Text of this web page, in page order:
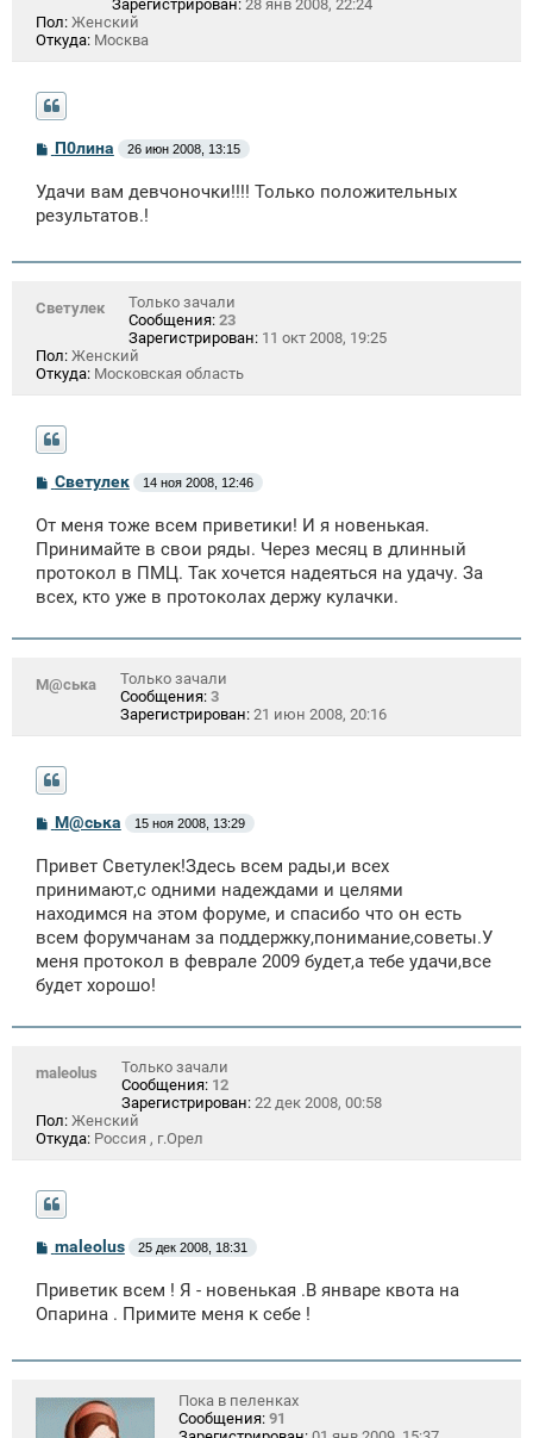
Зарегистрирован: 28 янв 2008, 22:24
Пол: Женский
Откуда: Москва
С
о
б
щ
и
П0лина 26 июн 2008, 13:15
Удачи вам девчоночки!!!! Только положительных
результатов.!
Светулек
Только зачали
Сообщения: 23
Зарегистрирован: 11 окт 2008, 19:25
Пол: Женский
Откуда: Московская область
С
о
б
щ
е
н
и
Светулек 14 ноя 2008, 12:46
От меня тоже всем приветики! И я новенькая.
Принимайте в свои ряды. Через месяц в длинный
протокол в ПМЦ. Так хочется надеяться на удачу. За
всех, кто уже в протоколах держу кулачки.
М@ська
Только зачали
Сообщения: 3
Зарегистрирован: 21 июн 2008, 20:16
С
о
б
щ
е
н
и
М@ська 15 ноя 2008, 13:29
Привет Светулек!Здесь всем рады,и всех
принимают,с одними надеждами и целями
находимся на этом форуме, и спасибо что он есть
всем форумчанам за поддержку,понимание,советы.У
меня протокол в феврале 2009 будет,а тебе удачи,все
будет хорошо!
maleolus
Только зачали
Сообщения: 12
Зарегистрирован: 22 дек 2008, 00:58
Пол: Женский
Откуда: Россия , г.Орел
С
о
б
щ
и
maleolus 25 дек 2008, 18:31
Приветик всем ! Я - новенькая .В январе квота на
Опарина . Примите меня к себе !
Пока в пеленках
Сообщения: 91